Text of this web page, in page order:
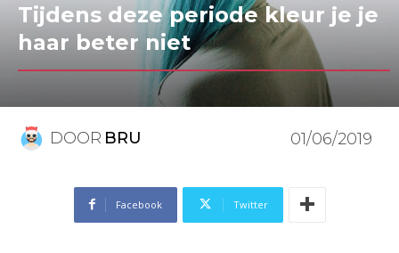
Tijdens deze periode kleur je je
haar beter niet
DOOR BRU 01/06/2019
Facebook Twitter